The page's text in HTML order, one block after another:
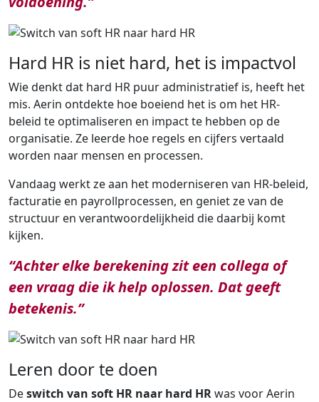
Hard HR is niet hard, het is impactvol
Wie denkt dat hard HR puur administratief is, heeft het
mis. Aerin ontdekte hoe boeiend het is om het HR-
beleid te optimaliseren en impact te hebben op de
organisatie. Ze leerde hoe regels en cijfers vertaald
worden naar mensen en processen.
Vandaag werkt ze aan het moderniseren van HR-beleid,
facturatie en payrollprocessen, en geniet ze van de
structuur en verantwoordelijkheid die daarbij komt
kijken.
“Achter elke berekening zit een collega of
een vraag die ik help oplossen. Dat geeft
betekenis.”
Leren door te doen
Deswitch van soft HR naar hard HRwas voor Aerin